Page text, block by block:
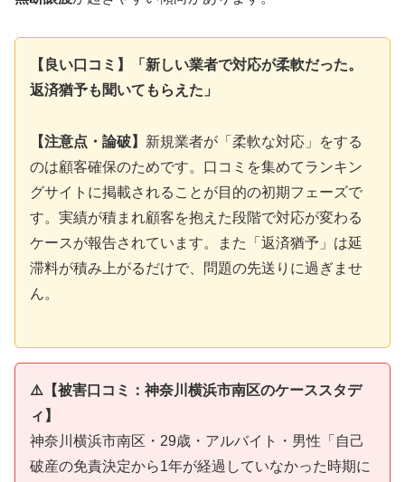
【良い口コミ】「新しい業者で対応が柔軟だった。
返済猶予も聞いてもらえた」
【注意点・論破】 新規業者が「柔軟な対応」をする
のは顧客確保のためです。口コミを集めてランキン
グサイトに掲載されることが目的の初期フェーズで
す。実績が積まれ顧客を抱えた段階で対応が変わる
ケースが報告されています。また「返済猶予」は延
滞料が積み上がるだけで、問題の先送りに過ぎませ
ん。
⚠️【被害口コミ：神奈川横浜市南区のケーススタデ
ィ】
神奈川横浜市南区・29歳・アルバイト・男性「自己
破産の免責決定から1年が経過していなかった時期に